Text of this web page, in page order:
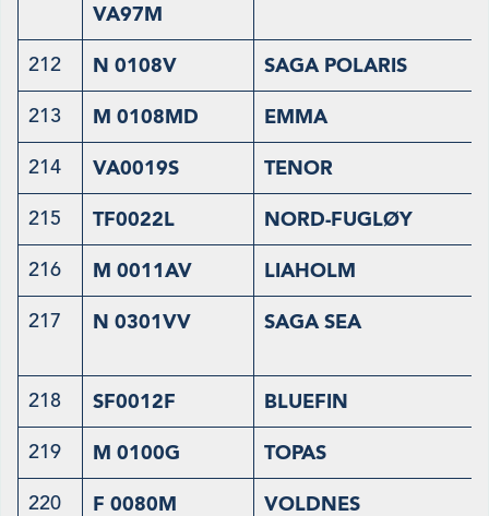
VA97M
212 N 0108V SAGA POLARIS
213 M 0108MD EMMA
214 VA0019S TENOR
215 TF0022L NORD-FUGLØY
216 M 0011AV LIAHOLM
217 N 0301VV SAGA SEA
218 SF0012F BLUEFIN
219 M 0100G TOPAS
220 F 0080M VOLDNES